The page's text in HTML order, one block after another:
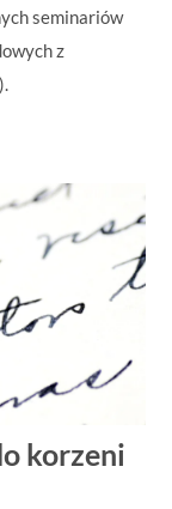
seminariów
z
korzeni